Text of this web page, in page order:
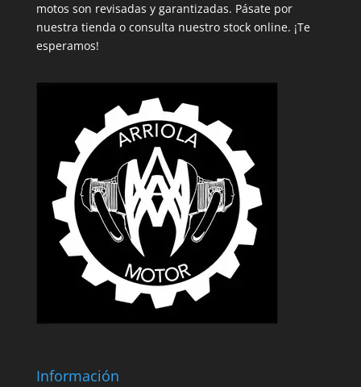
motos son revisadas y garantizadas. Pásate por
nuestra tienda o consulta nuestro stock online. ¡Te
esperamos!
Información